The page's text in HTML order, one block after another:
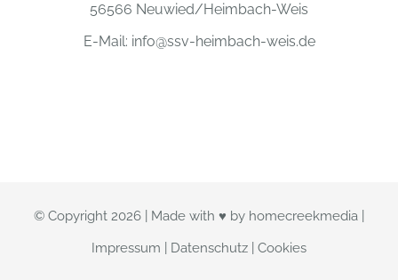
56566 Neuwied/Heimbach-Weis
E-Mail: info@ssv-heimbach-weis.de
© Copyright 2026 | Made with ♥ by homecreekmedia
Impressum
Datenschutz Cookies